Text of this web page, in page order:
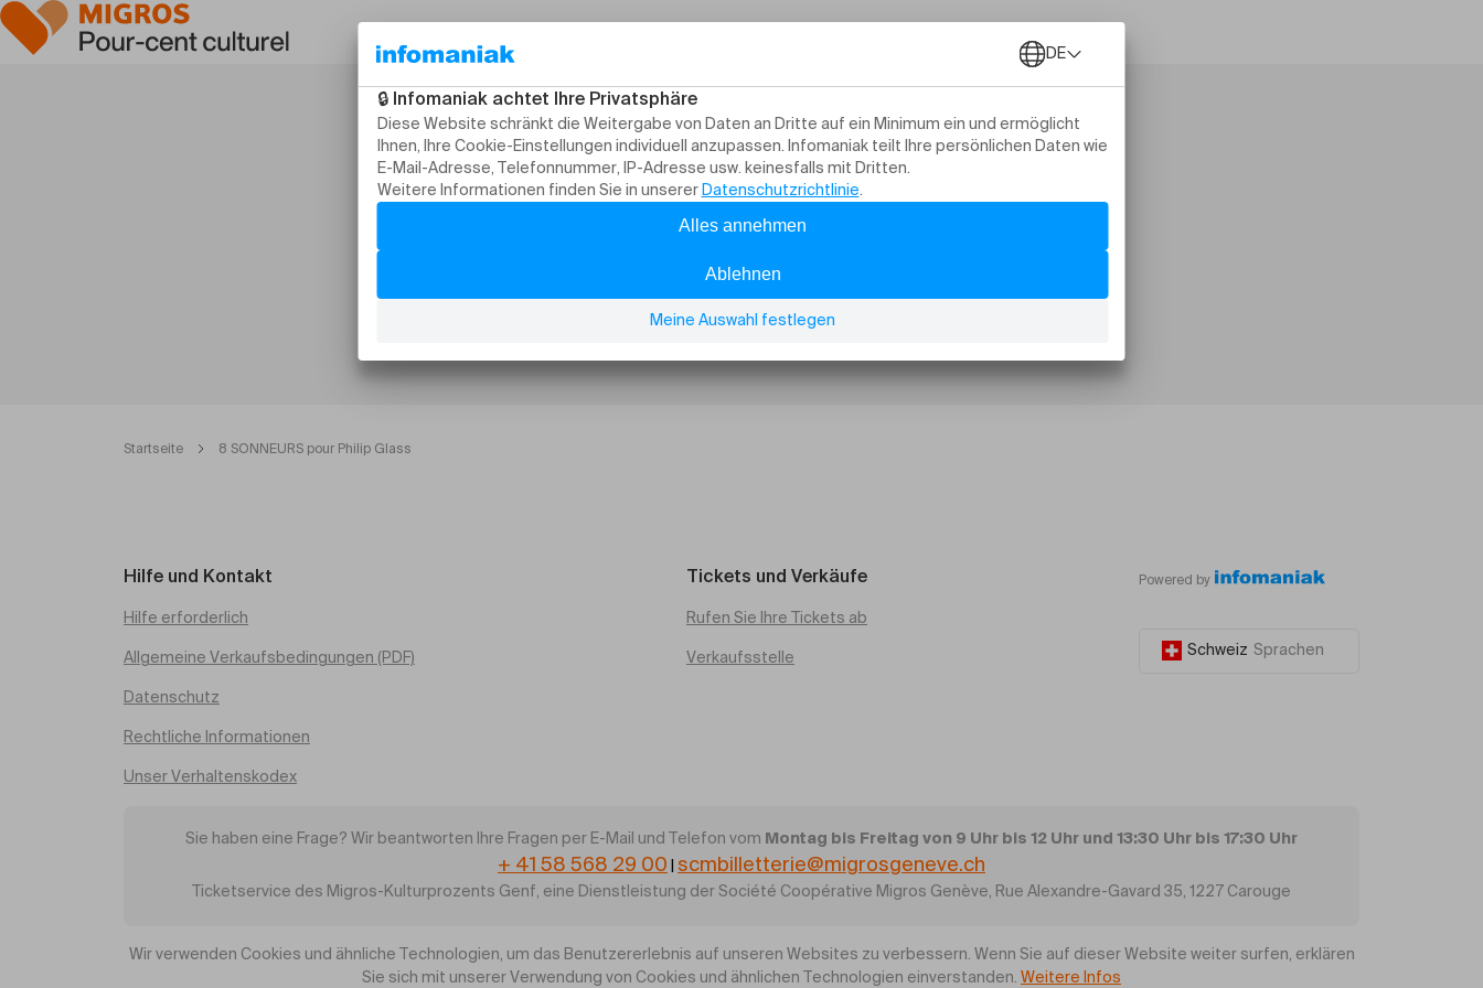
Startseite 8 SONNEURS pour Philip Glass
Hilfe und Kontakt
Hilfe erforderlich
Allgemeine Verkaufsbedingungen (PDF)
Datenschutz
Rechtliche Informationen
Unser Verhaltenskodex
Tickets und Verkäufe
Rufen Sie Ihre Tickets ab
Verkaufsstelle
Powered by
Schweiz Sprachen
Sie haben eine Frage? Wir beantworten Ihre Fragen per E-Mail und Telefon vom Montag bis Freitag von 9 Uhr bis 12 Uhr und 13:30 Uhr bis 17:30 Uhr
+ 41 58 568 29 00 scmbilletterie@migrosgeneve.ch
Ticketservice des Migros-Kulturprozents Genf, eine Dienstleistung der Société Coopérative Migros Genève, Rue Alexandre-Gavard 35, 1227 Carouge
Wir verwenden Cookies und ähnliche Technologien, um das Benutzererlebnis auf unseren Websites zu verbessern. Wenn Sie auf dieser Website weiter surfen, erklären
Sie sich mit unserer Verwendung von Cookies und ähnlichen Technologien einverstanden. Weitere Infos